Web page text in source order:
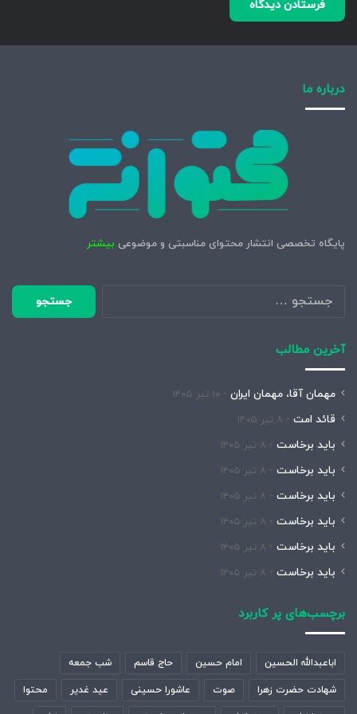
درباره ما
پایگاه تخصصی انتشار محتوای مناسبتی و موضوعی بیشتر
جستجو
برای:
آخرین مطالب
مهمان آقا، مهمان ایران ۱۰ تیر ۱۴۰۵
قائد امت ۸ تیر ۱۴۰۵
باید برخاست ۸ تیر ۱۴۰۵
باید برخاست ۸ تیر ۱۴۰۵
باید برخاست ۸ تیر ۱۴۰۵
باید برخاست ۸ تیر ۱۴۰۵
باید برخاست ۸ تیر ۱۴۰۵
باید برخاست ۸ تیر ۱۴۰۵
برچسب‌های پر کاربرد
اباعبدالله الحسین امام حسین حاج قاسم شب جمعه
شهادت حضرت زهرا صوت عاشورا حسینی عید غدیر محتوا